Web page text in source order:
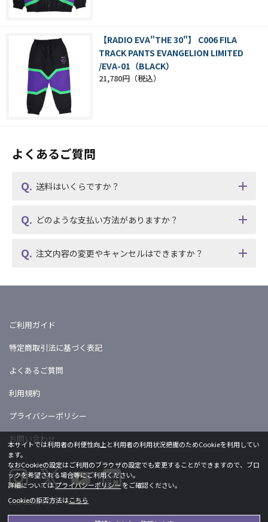
【RADIO EVA"THE 30"】 C006 FILA
TRACK PANTS EVANGELION LIMITED
/EVA-01（BLACK）
21,780円
よくあるご質問
送料はいくらですか？
どのような支払い方法がありますか？
注文内容の変更やキャンセルはできますか？
ご利用ガイド
特定商取引法に基づく表記
よくあるご質問
利用規約
プライバシーポリシー
お問い合わせ
Licensed by khara ©khara
本サイトでは利用者の利便性向上と利用者の利用状況把握のためCookieを利用してい
ます。
なおCookieの設定はご利用のブラウザの設定でも変更することができますので、ブロ
ックを希望される場合等にご利用ください。
詳細についてはプライバシーポリシーをご確認ください。
Cookieの拒否方法はこちら